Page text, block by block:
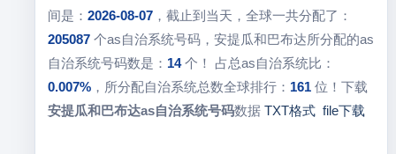
间是： 2026-08-07，截止到当天，全球一共分配了：
205087个as自治系统号码，安提瓜和巴布达所分配的as
自治系统号码数是： 14个！ 占总as自治系统比：
0.007%，所分配自治系统总数全球排行： 161位！下载
安提瓜和巴布达as自治系统号码数据 TXT格式 file下载